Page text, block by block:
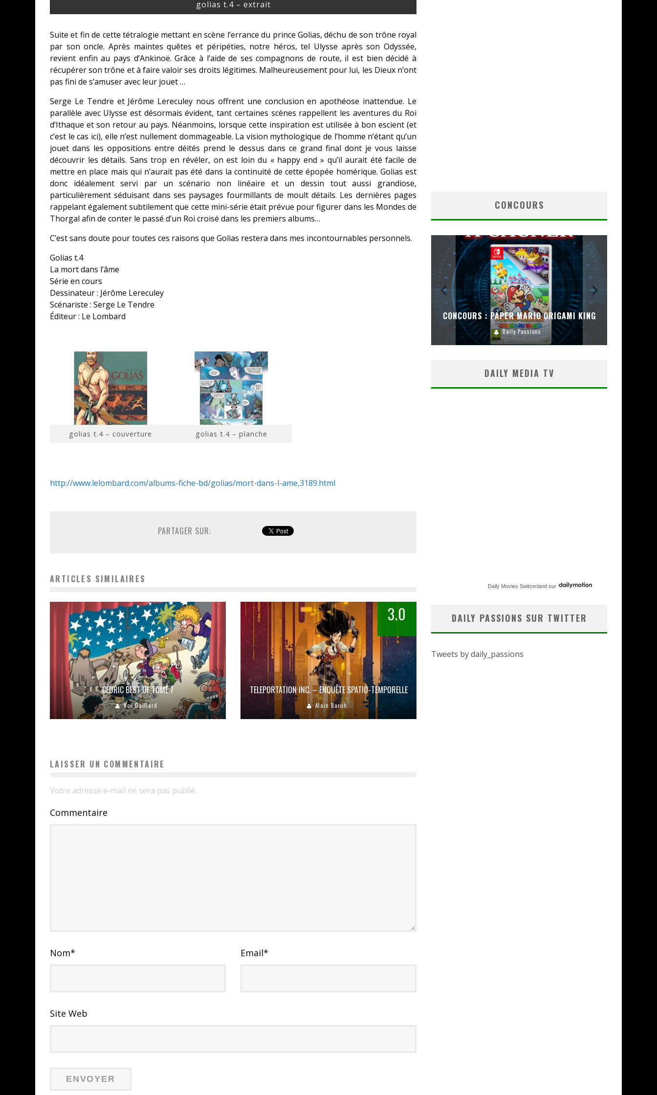
golias t.4 – extrait
Suite et fin de cette tétralogie mettant en scène l’errance du prince Golias, déchu de son trône royal
par son oncle. Après maintes quêtes et péripéties, notre héros, tel Ulysse après son Odyssée,
revient enfin au pays d’Ankinoë. Grâce à l’aide de ses compagnons de route, il est bien décidé à
récupérer son trône et à faire valoir ses droits légitimes. Malheureusement pour lui, les Dieux n’ont
pas fini de s’amuser avec leur jouet …
Serge Le Tendre et Jérôme Lereculey nous offrent une conclusion en apothéose inattendue. Le
parallèle avec Ulysse est désormais évident, tant certaines scènes rappellent les aventures du Roi
d’Ithaque et son retour au pays. Néanmoins, lorsque cette inspiration est utilisée à bon escient (et
c’est le cas ici), elle n’est nullement dommageable. La vision mythologique de l’homme n’étant qu’un
jouet dans les oppositions entre déités prend le dessus dans ce grand final dont je vous laisse
découvrir les détails. Sans trop en révéler, on est loin du « happy end » qu’il aurait été facile de
mettre en place mais qui n’aurait pas été dans la continuité de cette épopée homérique. Golias est
donc idéalement servi par un scénario non linéaire et un dessin tout aussi grandiose,
particulièrement séduisant dans ses paysages fourmillants de moult détails. Les dernières pages
rappelant également subtilement que cette mini-série était prévue pour figurer dans les Mondes de
Thorgal afin de conter le passé d’un Roi croisé dans les premiers albums…
C’est sans doute pour toutes ces raisons que Golias restera dans mes incontournables personnels.
Golias t.4
La mort dans l’âme
Série en cours
Dessinateur : Jérôme Lereculey
Scénariste : Serge Le Tendre
Éditeur : Le Lombard
golias t.4 – couverture golias t.4 – planche
http://www.lelombard.com/albums-fiche-bd/golias/mort-dans-l-ame,3189.html
PARTAGER SUR:
ARTICLES SIMILAIRES
CÉDRIC BEST OF TOME 7
Noé Gaillard
3.0
TELEPORTATION INC. – ENQUÊTE SPATIO-TEMPORELLE
Alain Baruh
LAISSER UN COMMENTAIRE
Votre adresse e-mail ne sera pas publié.
Commentaire
Nom* Email*
Site Web
CONCOURS
CONCOURS : PAPER MARIO ORIGAMI KING
Daily Passions
DAILY MEDIA TV
Daily Movies Switzerland sur
DAILY PASSIONS SUR TWITTER
Tweets by daily_passions